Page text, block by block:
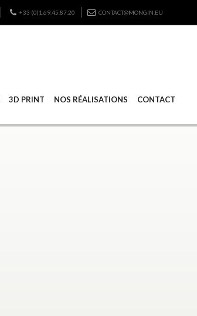
+33 (0)1.69.45.87.20 CONTACT@MONGIN.EU
3D PRINT NOS RÉALISATIONS CONTACT